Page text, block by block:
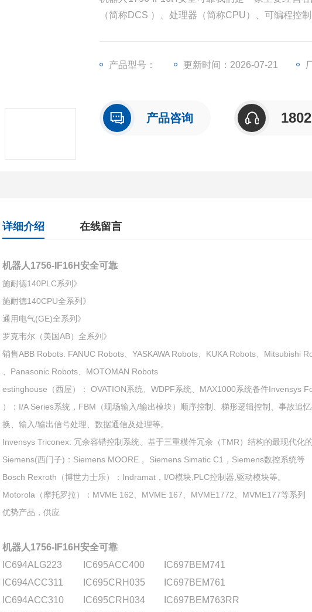
（简称DCS ）、处理器（简称CPU）、可编程控
产品型号： 更新时间：2026-07-21
产品咨询
详细介绍 在线留言
机器人1756-IF16H安全可靠
施耐德140PLC系列》
施耐德140CPU全系列》
通用电气(GE)全系列》
罗克韦尔（美国AB）全系列》
销售ABB Robots. FANUC Robots、YASKAWA Robots、KUKA Robots、Mitsubishi
、Panasonic Robots、MOTOMAN Robots
estinghouse（西屋）： OVATION系统、WDPF系统、MAX1000系统备件Invensys
）：I/A Series系统，FBM（现场输入/输出模块）顺序控制、梯形逻辑控制、事故追
换、输入/输出信号处理、数据通信及处理等。
Invensys Triconex: 冗余容错控制系统、基于三重模件冗余（TMR）结构的最现代化的
Siemens(西门子)：Siemens MOORE， Siemens Simatic C1，Siemens数控系统等
Bosch Rexroth（博世力士乐）：Indramat，I/O模块,PLC控制器,驱动模块等。
Motorola（摩托罗拉）：MVME 162、MVME 167、MVME1772、MVME177等系列
优势产品，供应
机器人1756-IF16H安全可靠
IC694ALG223
IC695ACC400
IC697BEM741
IC694ACC311
IC695CRH035
IC697BEM761
IC694ACC310
IC695CRH034
IC697BEM763RR